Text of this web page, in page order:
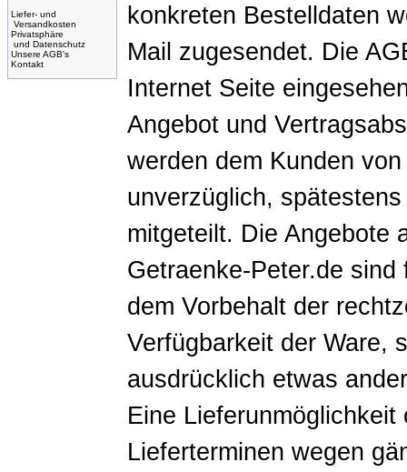
Liefer- und
Versandkosten
Privatsphäre
und Datenschutz
Unsere AGB's
Kontakt
konkreten Bestelldaten
Mail zugesendet. Die
Internet Seite
Angebot und
werden dem Kunden
unverzüglich,
mitgeteilt. Die Angebote
Getraenke-Peter.de
dem Vorbehalt der
Verfügbarkeit der Ware,
ausdrücklich etwas
Eine
Lieferterminen wegen